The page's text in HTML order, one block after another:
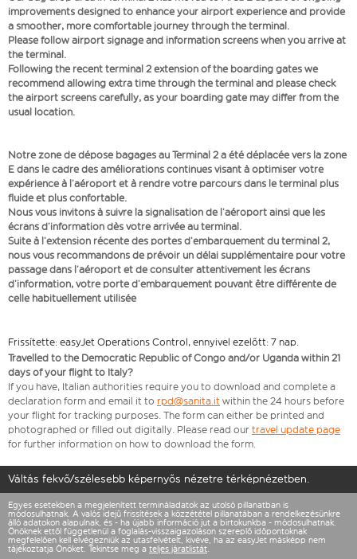
improvements designed to enhance your airport experience and provide
a smoother, more comfortable journey through the terminal.
Please follow airport signage and information screens when you arrive at
the terminal.
Following the recent terminal 2 extension of the boarding gates we
recommend allowing extra time through the terminal and please check
the airport screens carefully, as your boarding gate may differ from the
usual location.
Notre zone de dépose bagages au Terminal 2 a été déplacée vers la zone
E dans le cadre des améliorations continues visant à optimiser votre
expérience à l’aéroport et à rendre votre parcours dans le terminal plus
fluide et plus confortable.
Nous vous invitons à suivre la signalisation de l’aéroport ainsi que les
écrans d’information dès votre arrivée au terminal.
Suite à l’extension récente des portes d’embarquement du terminal 2,
nous vous recommandons de prévoir un délai supplémentaire pour votre
passage dans l’aéroport et de consulter attentivement les écrans
d’information, votre porte d’embarquement pouvant être différente de
celle habituellement utilisée
Frissítette: easyJet Operations Control, ennyivel ezelőtt: 7 nap.
Travelled to the Democratic Republic of Congo and/or Uganda within 21
days of your flight to Italy?
If you have, Italian authorities require you to download and complete a
declaration form and email it to rpd@sanita.it within the 24 hours before
your flight for tracking purposes. The form can either be printed and
photographed or filled out digitally. Please read our travel update page
for further information on how to download the form.
Váltás fekvő/szélesebb képernyős nézetre térképnézetben.
Egyes esetekben a megjelenített termináladatok az utolsó pillanatban is
módosulhatnak. A valós idejű frissítések a közzététel pillanatában a rendelkezésünkre
álló adatokon alapulnak, és - ha újabb információ jut a birtokunkba - módosulhatnak.
Önöknek ettől függetlenül a foglalás-visszaigazoláson szereplő időpontoknak
megfelelően kell elvégezniük az utasfelvételt, kivéve, ha az easyJet másképp nem
tájékoztatja Önöket. Tekintse meg a teljes járatlistát.